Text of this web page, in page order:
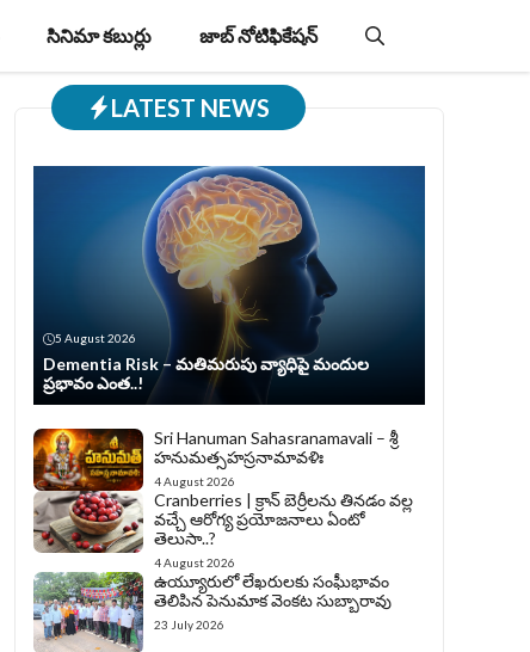
సినిమా కబుర్లు జాబ్‌ నోటిఫికేషన్‌
LATEST NEWS
5 August 2026
Dementia Risk – మతిమరుపు వ్యాధిపై మందుల
ప్రభావం ఎంత..!
Sri Hanuman Sahasranamavali – శ్రీ
హనుమత్సహస్రనామావళిః
4 August 2026
Cranberries | క్రాన్ బెర్రీల‌ను తిన‌డం వ‌ల్ల
వచ్చే ఆరోగ్య ప్రయోజనాలు ఏంటో
తెలుసా..?
4 August 2026
ఉయ్యూరులో లేఖరులకు సంఘీభావం
తెలిపిన పెనుమాక వెంకట సుబ్బారావు
23 July 2026